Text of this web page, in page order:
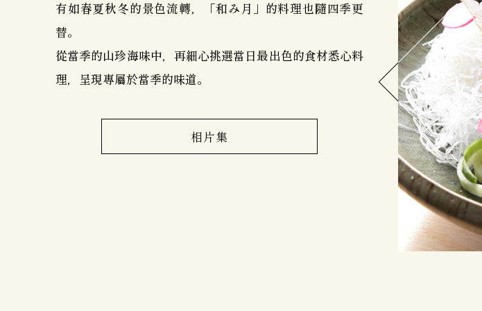
有如春夏秋冬的景色流轉，「和み月」的料理也隨四季更
替。
從當季的山珍海味中，再細心挑選當日最出色的食材悉心料
理，呈現專屬於當季的味道。
相片集